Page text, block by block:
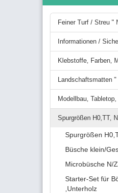
MODELLBAU,
Feiner Turf / Streu "
Informationen /
Klebstoffe, Farben,
Landschaftsmatten "
Modellbau,
Spurgrößen H0,TT,
Spurgrößen
Büsche klein/
Microbüsche N/
Starter-Set für
,Unterholz